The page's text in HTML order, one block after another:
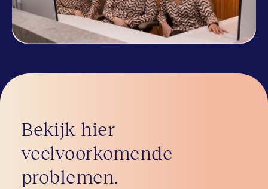
Bekijk hier
veelvoorkomende
problemen.